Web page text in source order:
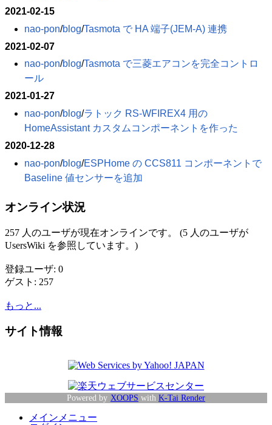
2021-02-15
nao-pon​/blog​/Tasmota で HA 端子(JEM-A) 連携
2021-02-07
nao-pon​/blog​/Tasmota で三菱エアコンを完全コントロ
ール
2021-01-27
nao-pon​/blog​/ラトック RS-WFIREX4 用の
HomeAssistant カスタムコンポーネントを作った
2020-12-28
nao-pon​/blog​/ESPHome の CCS811 コンポーネントで
Baseline 値センサーを追加
オンライン状況
257 人のユーザが現在オンラインです。 (5 人のユーザが
UsersWiki を参照しています。)
登録ユーザ: 0
ゲスト: 257
もっと...
サイト情報
Powered by XOOPS with K-Tai Render
メインメニュー